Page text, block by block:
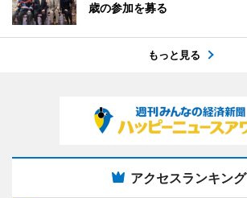
歳の参加を募る
もっと見る
アクセスランキング